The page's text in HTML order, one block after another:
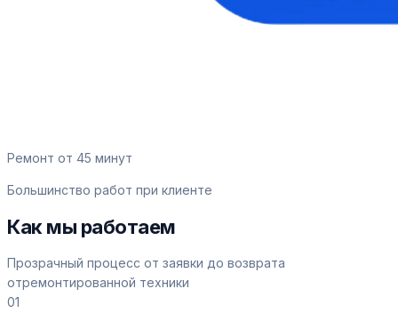
Ремонт от 45 минут
Большинство работ при клиенте
Как мы работаем
Прозрачный процесс от заявки до возврата
отремонтированной техники
01